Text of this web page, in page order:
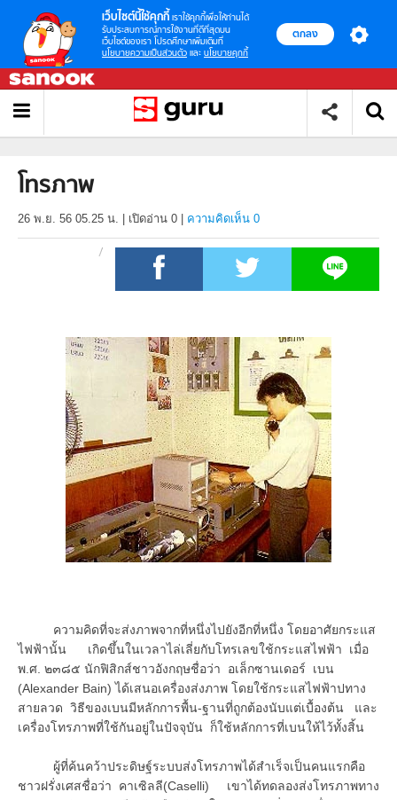
เว็บไซต์นี้ใช้คุกกี้ เราใช้คุกกี้เพื่อให้ท่านได้
รับประสบการณ์การใช้งานที่ดีที่สุดบน
เว็บไซต์ของเรา โปรดศึกษาเพิ่มเติมที่
นโยบายความเป็นส่วนตัว และ นโยบายคุกกี้
ตกลง
โทรภาพ
26 พ.ย. 56 05.25 น. เปิดอ่าน 0 ความคิดเห็น 0
ความคิดที่จะส่งภาพจากที่หนึ่งไปยังอีกที่หนึ่ง โดยอาศัยกระแส
ไฟฟ้านั้น เกิดขึ้นในเวลาไล่เลี่ยกับโทรเลขใช้กระแสไฟฟ้า เมื่อ
พ.ศ. ๒๓๘๕ นักฟิสิกส์ชาวอังกฤษชื่อว่า อเล็กซานเดอร์ เบน
(Alexander Bain) ได้เสนอเครื่องส่งภาพ โดยใช้กระแสไฟฟ้าปทาง
สายลวด วิธีของเบนมีหลักการพื้น-ฐานที่ถูกต้องนับแต่เบื้องต้น และ
เครื่องโทรภาพที่ใช้กันอยู่ในปัจจุบัน ก็ใช้หลักการที่เบนให้ไว้ทั้งสิ้น
ผู้ที่ค้นคว้าประดิษฐ์ระบบส่งโทรภาพได้สำเร็จเป็นคนแรกคือ
ชาวฝรั่งเศสชื่อว่า คาเซิลลี(Caselli) เขาได้ทดลองส่งโทรภาพทาง